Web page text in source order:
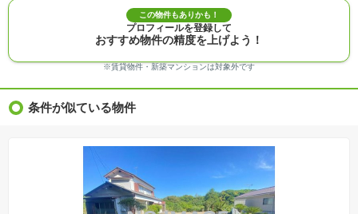
※建築条件付き土地価格には、建物価格は含まれません。
※物件情報は、原則として情報提供日の２日前に最終確認した情報です。
※完成予想図はいずれも外構、植栽、外観等実際のものとは多少異なることがあります。
※モデルルーム・モデルハウス・展示場・ショールームの画像の場合、今回販売の物件と異な
※ＣＧ合成の画像の場合、実際とは多少異なる場合があります。
※物件特徴：販売戸数が複数の物件は、全ての住戸に該当しない項目もあります。
※価格更新：物件価格が変更された日から１週間表示されます。
※土地（建築条件なし）で「建物プラン例」が表記してある時、そのプラン例は特定の建築請
負会社によるもので、当該建築請負会社以外で建てた場合、同様のものが同価格で建てられる
とは限りません。また建築請負会社を特定するものではありません。
※建築条件付き土地とは、その土地に建築する建物の建築請負契約が、一定期間内に成立する
この物件もありかも！
プロフィールを登録して
おすすめ物件の精度を上げよう！
※賃貸物件・新築マンションは対象外です
条件が似ている物件